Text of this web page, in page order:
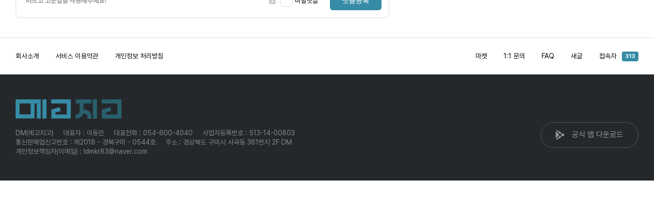
회사소개 서비스 이용약관 개인정보 처리방침 마켓 1:1 문의 FAQ 새글 접속자 313
DM(메고지고) 대표자 : 이동민 대표전화 : 054-600-4040
사업자등록번호 : 513-14-00803
통신판매업신고번호 : 제2018 - 경북구미 - 0544호
주소 : 경상북도 구미시 사곡동 381번지 2F DM
개인정보책임자(이메일) : ldmkr83@naver.com
공식 앱 다운로드